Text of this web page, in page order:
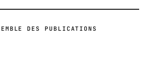
DES PUBLICATIONS